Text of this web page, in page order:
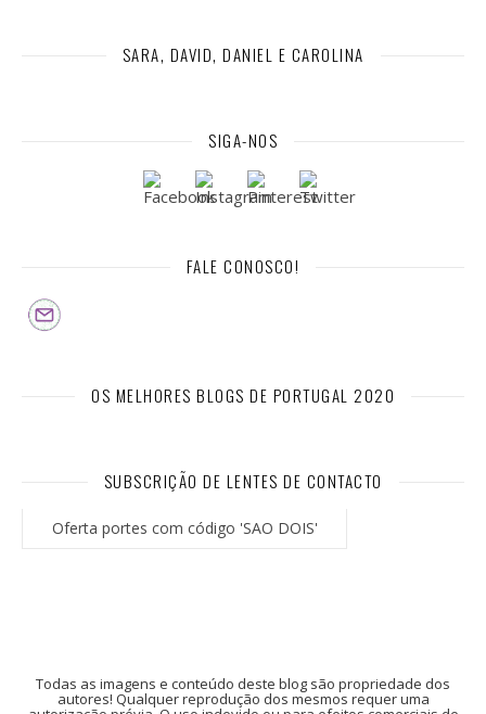
SARA, DAVID, DANIEL E CAROLINA
SIGA-NOS
FALE CONOSCO!
OS MELHORES BLOGS DE PORTUGAL 2020
SUBSCRIÇÃO DE LENTES DE CONTACTO
Oferta portes com código 'SAO DOIS'
Todas as imagens e conteúdo deste blog são propriedade dos
autores! Qualquer reprodução dos mesmos requer uma